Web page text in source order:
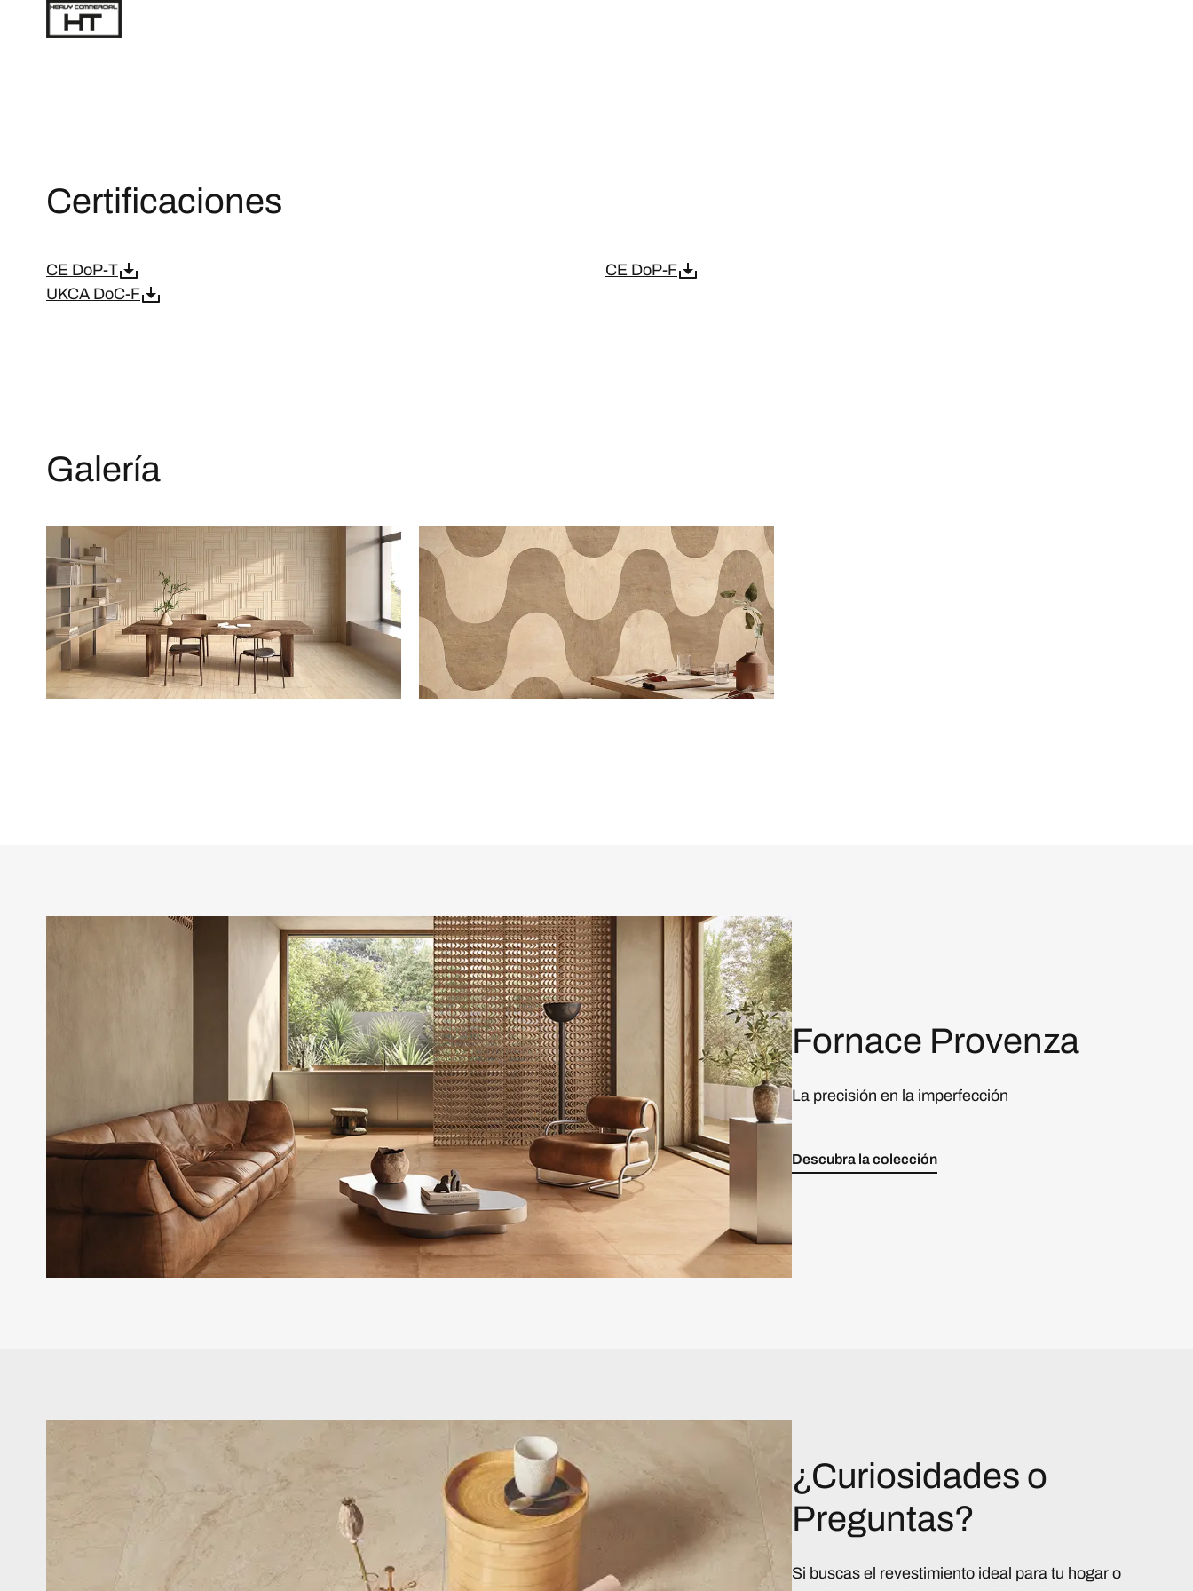
Certificaciones
CE DoP-T
CE DoP-F
UKCA DoC-F
Galería
Fornace Provenza
La precisión en la imperfección
Descubra la colección
¿Curiosidades o
Preguntas?
Si buscas el revestimiento ideal para tu hogar o